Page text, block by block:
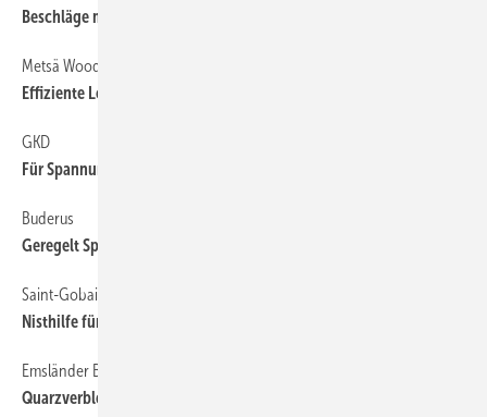
Beschläge mit sich selbst ­regenerierender Oberfläche
Metsä Wood
Effiziente Lösung für den Sturz im Holzrahmenbau
GKD
Für Spannung sorgen
Buderus
Geregelt Speicherwasser aufheizen
Saint-Gobain Weber
Nisthilfe für die Dämmfassade
Emsländer Baustoffwerke
Quarzverblender in drei Farbtönen